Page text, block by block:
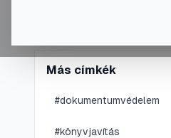
Más címkék
#dokumentumvédelem
#könyvjavítás